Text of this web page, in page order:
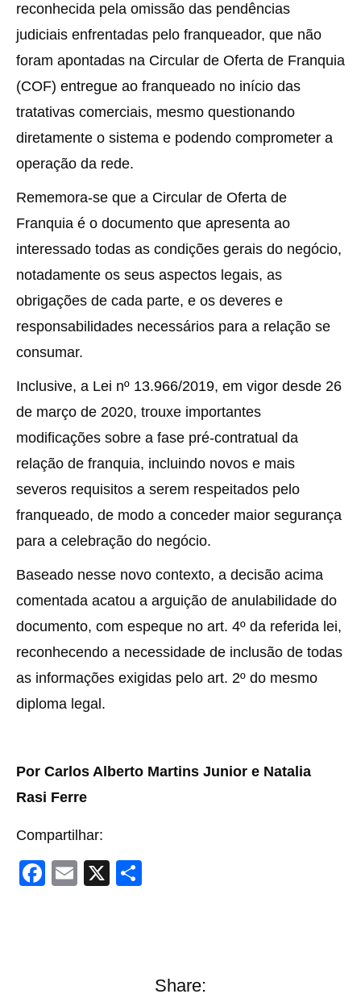
reconhecida pela omissão das pendências
judiciais enfrentadas pelo franqueador, que não
foram apontadas na Circular de Oferta de Franquia
(COF) entregue ao franqueado no início das
tratativas comerciais, mesmo questionando
diretamente o sistema e podendo comprometer a
operação da rede.
Rememora-se que a Circular de Oferta de
Franquia é o documento que apresenta ao
interessado todas as condições gerais do negócio,
notadamente os seus aspectos legais, as
obrigações de cada parte, e os deveres e
responsabilidades necessários para a relação se
consumar.
Inclusive, a Lei nº 13.966/2019, em vigor desde 26
de março de 2020, trouxe importantes
modificações sobre a fase pré-contratual da
relação de franquia, incluindo novos e mais
severos requisitos a serem respeitados pelo
franqueado, de modo a conceder maior segurança
para a celebração do negócio.
Baseado nesse novo contexto, a decisão acima
comentada acatou a arguição de anulabilidade do
documento, com espeque no art. 4º da referida lei,
reconhecendo a necessidade de inclusão de todas
as informações exigidas pelo art. 2º do mesmo
diploma legal.
Por Carlos Alberto Martins Junior e Natalia
Rasi Ferre
Compartilhar:
F
E
X
Share: